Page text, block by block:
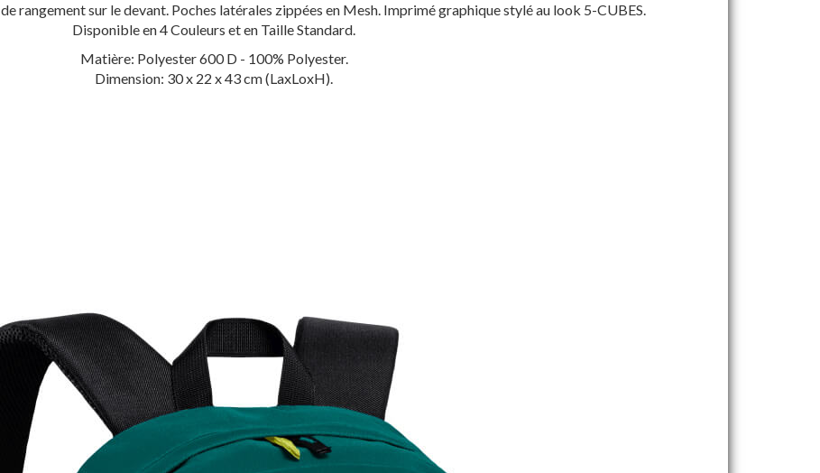
rangement sur le devant. Poches latérales zippées en Mesh. Imprimé graphique stylé au look 5-CUBES.
Disponible en 4 Couleurs et en Taille Standard.
Matière: Polyester 600 D - 100% Polyester.
Dimension: 30 x 22 x 43 cm (LaxLoxH).